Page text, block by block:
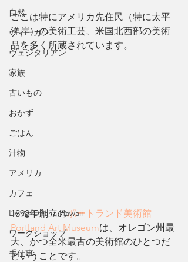
自然
ヴィーガン
ヴェジタリアン
家族
古いもの
おかず
ごはん
汁物
アメリカ
カフェ
Living Ohana Hawaii
ワークショップ
手仕事
ここは特にアメリカ先住民（特に太平
洋岸）の美術工芸、米国北西部の美術
品を多く所蔵されています。
1892年創立のポートランド美術館
Portland Art Museumは、オレゴン州最
大、かつ全米最古の美術館のひとつだ
ということです。